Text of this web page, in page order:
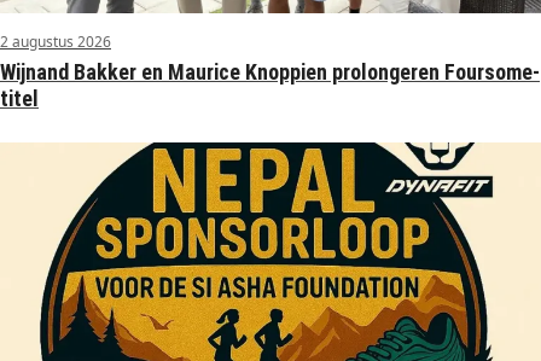
2 augustus 2026
Wijnand Bakker en Maurice Knoppien prolongeren Foursome-
titel